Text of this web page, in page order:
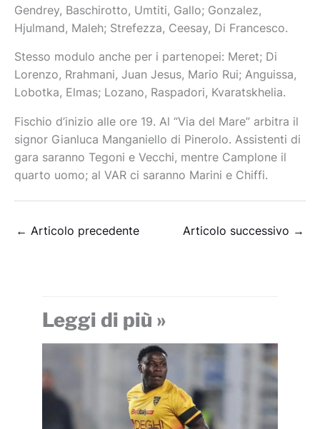
Gendrey, Baschirotto, Umtiti, Gallo; Gonzalez,
Hjulmand, Maleh; Strefezza, Ceesay, Di Francesco.
Stesso modulo anche per i partenopei: Meret; Di
Lorenzo, Rrahmani, Juan Jesus, Mario Rui; Anguissa,
Lobotka, Elmas; Lozano, Raspadori, Kvaratskhelia.
Fischio d’inizio alle ore 19. Al “Via del Mare” arbitra il
signor Gianluca Manganiello di Pinerolo. Assistenti di
gara saranno Tegoni e Vecchi, mentre Camplone il
quarto uomo; al VAR ci saranno Marini e Chiffi.
← Articolo precedente Articolo successivo →
Leggi di più »